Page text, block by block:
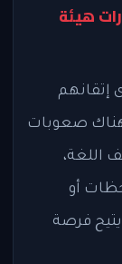
هيئة
إتقانهم
هناك صعوبات
اللغة،
أو
فرصة